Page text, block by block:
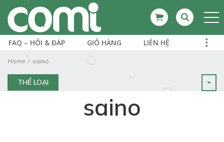
FAQ – HỎI & ĐÁP GIỎ HÀNG LIÊN HỆ
Home saino
THỂ LOẠI
saino